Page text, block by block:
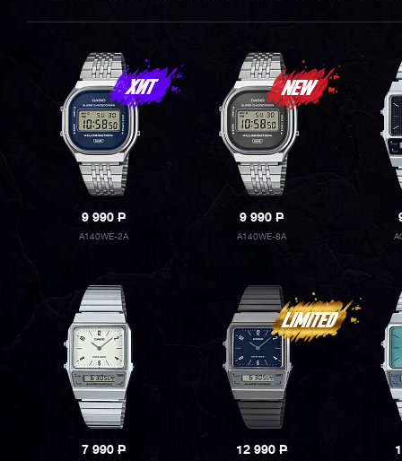
9 990P
A140WE-2A
9 990P
A140WE-8A
7 990P 12 990P